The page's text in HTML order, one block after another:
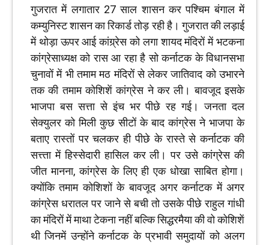
गुजरात में लगातार 27 साल शासन कर पश्चिम बंगाल में
कम्युनिस्ट शासन का रिकार्ड तोड़ रही है। गुजरात की लड़ाई
में थोड़ा ऊपर आई कांग्र्रेस को लगा शायद मंदिरों में भटकना
कांग्रेसाध्यक्ष को रास आ रहा है सो कर्नाटक के विधानसभा
चुनावों में भी तमाम मठ मंदिरों से लेकर जातिवाद को उभारने
तक की तमाम कोशिशें कांग्रेस ने कर ली। बावजूद इसके
भाजपा बस सत्ता से इंच भर पीछे रह गई। जनता दल
सेक्युलर को मिली कुछ सीटों के बाद कांग्रेस ने भाजपा के
बताए रास्तों पर चलकर ही पीछे के रास्ते से कर्नाटक की
सत्त्ता में हिस्सेदारी हासिल कर ली। पर उसे कांग्रेस की
जीत मानना, कांग्रेस के लिए ही एक धोखा साबित होगा।
क्योंकि तमाम कोशिशों के बावजूद अगर कर्नाटक में अगर
कांग्रेस धरातल पर जाने से बची तो उसके पीछे राहुल गांधी
का मंदिरों में माथा टेकना नहीं बल्कि सिद्धरमैया की वो कोशिशें
थी जिनमें उन्होंने कर्नाटक के प्रभावी समुदायों को अलग